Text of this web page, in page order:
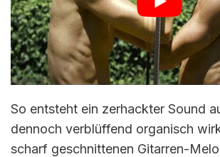
So entsteht ein zerhackter Sound
dennoch verblüffend organisch
scharf geschnittenen Gitarren-